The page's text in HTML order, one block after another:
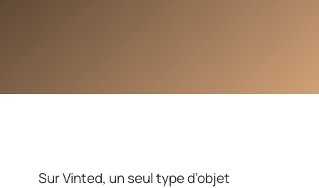
Sur Vinted, un seul type d’objet